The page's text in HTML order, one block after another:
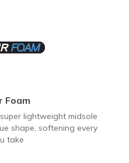
Foam
lightweight midsole
shape, softening every
take